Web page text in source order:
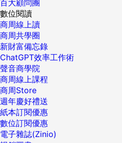
百大顧問團
數位閱讀
商周線上讀
商周共學圈
新財富備忘錄
ChatGPT效率工作術
聲音商學院
商周線上課程
商周Store
週年慶好禮送
紙本訂閱優惠
數位訂閱優惠
電子雜誌(Zinio)